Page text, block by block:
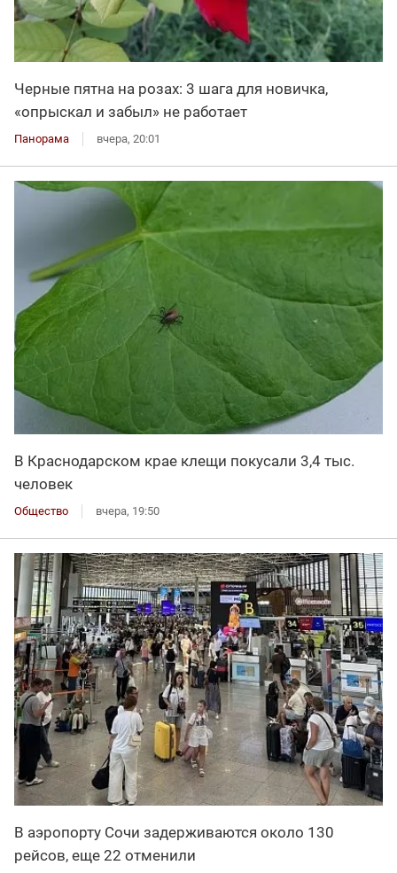
Черные пятна на розах: 3 шага для новичка,
«опрыскал и забыл» не работает
Панорама вчера, 20:01
В Краснодарском крае клещи покусали 3,4 тыс.
человек
Общество вчера, 19:50
В аэропорту Сочи задерживаются около 130
рейсов, еще 22 отменили